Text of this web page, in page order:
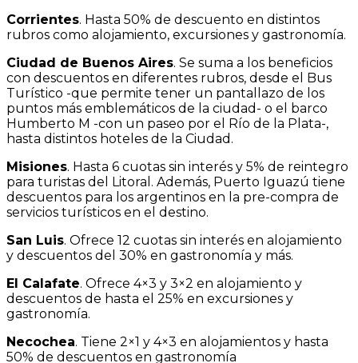
Corrientes. Hasta 50% de descuento en distintos
rubros como alojamiento, excursiones y gastronomía.
Ciudad de Buenos Aires. Se suma a los beneficios
con descuentos en diferentes rubros, desde el Bus
Turístico -que permite tener un pantallazo de los
puntos más emblemáticos de la ciudad- o el barco
Humberto M -con un paseo por el Río de la Plata-,
hasta distintos hoteles de la Ciudad.
Misiones. Hasta 6 cuotas sin interés y 5% de reintegro
para turistas del Litoral. Además, Puerto Iguazú tiene
descuentos para los argentinos en la pre-compra de
servicios turísticos en el destino.
San Luis. Ofrece 12 cuotas sin interés en alojamiento
y descuentos del 30% en gastronomía y más.
El Calafate. Ofrece 4×3 y 3×2 en alojamiento y
descuentos de hasta el 25% en excursiones y
gastronomía.
Necochea. Tiene 2×1 y 4×3 en alojamientos y hasta
50% de descuentos en gastronomía